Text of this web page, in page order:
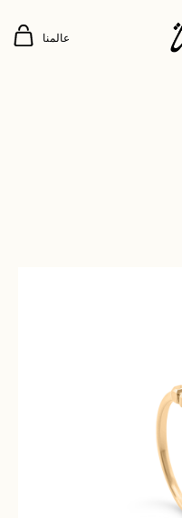
عالمنا